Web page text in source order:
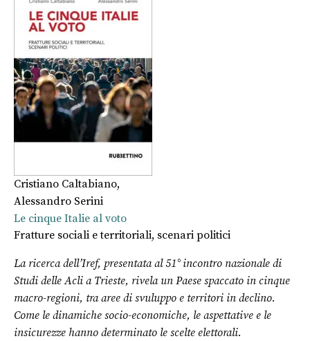
Cristiano Caltabiano,
Alessandro Serini
Le cinque Italie al voto
Fratture sociali e territoriali, scenari politici
La ricerca dell’Iref, presentata al 51° incontro nazionale di
Studi delle Acli a Trieste, rivela un Paese spaccato in cinque
macro-regioni, tra aree di svuluppo e territori in declino.
Come le dinamiche socio-economiche, le aspettative e le
insicurezze hanno determinato le scelte elettorali.